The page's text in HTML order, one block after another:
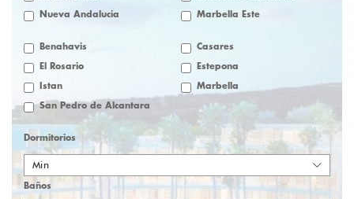
Nueva Andalucía Marbella Este
Benahavis Casares
El Rosario Estepona
Istan Marbella
San Pedro de Alcantara
Dormitorios
Min
Baños